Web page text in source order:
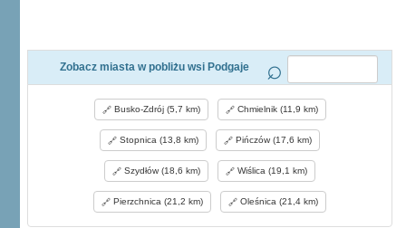
Zobacz miasta w pobliżu wsi Podgaje
Busko-Zdrój (5,7 km) Chmielnik (11,9 km)
Stopnica (13,8 km) Pińczów (17,6 km)
Szydłów (18,6 km) Wiślica (19,1 km)
Pierzchnica (21,2 km) Oleśnica (21,4 km)